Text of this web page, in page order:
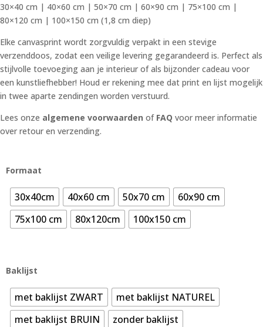
30×40 cm | 40×60 cm | 50×70 cm | 60×90 cm | 75×100 cm |
80×120 cm | 100×150 cm (1,8 cm diep)
Elke canvasprint wordt zorgvuldig verpakt in een stevige
verzenddoos, zodat een veilige levering gegarandeerd is. Perfect als
stijlvolle toevoeging aan je interieur of als bijzonder cadeau voor
een kunstliefhebber! Houd er rekening mee dat print en lijst mogelijk
in twee aparte zendingen worden verstuurd.
Lees onze algemene voorwaarden of FAQ voor meer informatie
over retour en verzending.
Formaat
30x40cm 40x60 cm 50x70 cm
60x90 cm
75x100 cm
80x120cm 100x150 cm
Baklijst
met baklijst ZWART
met baklijst NATUREL
met baklijst BRUIN
zonder baklijst